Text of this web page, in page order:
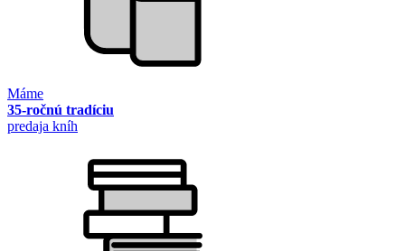
Máme
35-ročnú tradíciu
predaja kníh